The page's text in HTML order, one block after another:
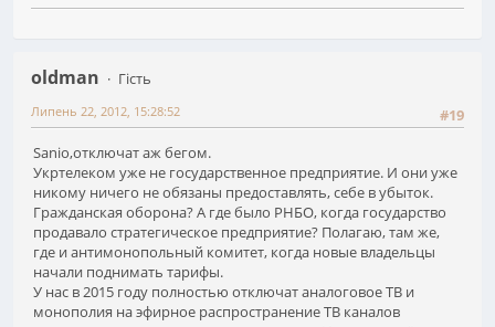
oldman
Гість
#19
Липень 22, 2012, 15:28:52
Sanio,отключат аж бегом.
Укртелеком уже не государственное предприятие. И они уже
никому ничего не обязаны предоставлять, себе в убыток.
Гражданская оборона? А где было РНБО, когда государство
продавало стратегическое предприятие? Полагаю, там же,
где и антимонопольный комитет, когда новые владельцы
начали поднимать тарифы.
У нас в 2015 году полностью отключат аналоговое ТВ и
монополия на эфирное распространение ТВ каналов